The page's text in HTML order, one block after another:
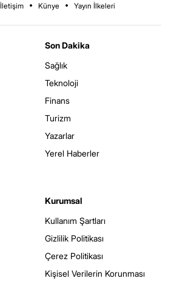
İletişim Künye Yayın İlkeleri
Son Dakika
Sağlık
Teknoloji
Finans
Turizm
Yazarlar
Yerel Haberler
Kurumsal
Kullanım Şartları
Gizlilik Politikası
Çerez Politikası
Kişisel Verilerin Korunması